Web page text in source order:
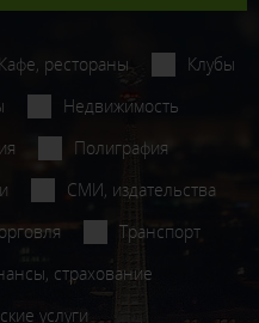
Кафе, рестораны
Клубы
Недвижимость
Полиграфия
СМИ, издательства
Транспорт
страхование
услуги